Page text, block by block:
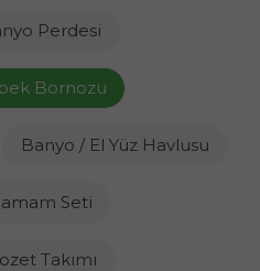
Perdesi
Bornozu
Banyo / El Yüz Havlusu
Seti
Takımı